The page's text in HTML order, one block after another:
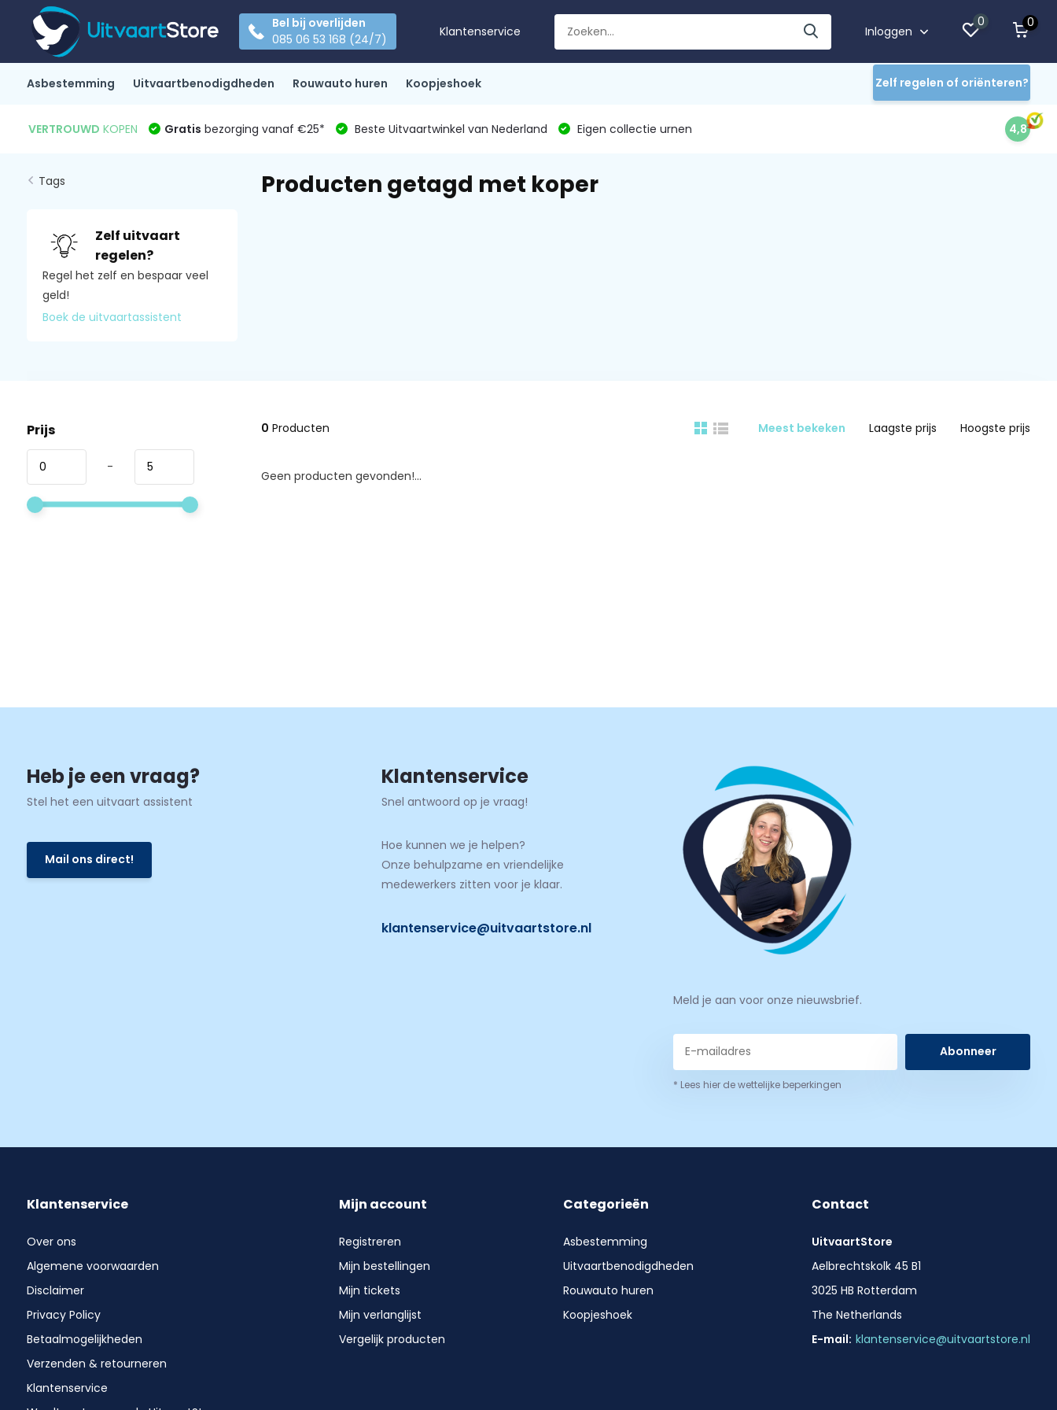
Bel bij overlijden
085 06 53 168 (24/7)
Klantenservice Inloggen
0 0
Asbestemming Uitvaartbenodigdheden Rouwauto huren Koopjeshoek Zelf regelen of oriënteren?
VERTROUWD KOPEN Gratis bezorging vanaf €25* Beste Uitvaartwinkel van Nederland Eigen collectie urnen 4,8
Tags
Zelf uitvaart
regelen?
Regel het zelf en bespaar veel
geld!
Boek de uitvaartassistent
Producten getagd met koper
Prijs
-
0 Producten Meest bekeken Laagste prijs Hoogste prijs
Geen producten gevonden!...
Heb je een vraag?
Stel het een uitvaart assistent
Mail ons direct!
Klantenservice
Snel antwoord op je vraag!
Hoe kunnen we je helpen?
Onze behulpzame en vriendelijke
medewerkers zitten voor je klaar.
klantenservice@uitvaartstore.nl
Meld je aan voor onze nieuwsbrief.
Abonneer
* Lees hier de wettelijke beperkingen
Klantenservice
Over ons
Algemene voorwaarden
Disclaimer
Privacy Policy
Betaalmogelijkheden
Verzenden & retourneren
Klantenservice
Mijn account
Registreren
Mijn bestellingen
Mijn tickets
Mijn verlanglijst
Vergelijk producten
Categorieën
Asbestemming
Uitvaartbenodigdheden
Rouwauto huren
Koopjeshoek
Contact
UitvaartStore
Aelbrechtskolk 45 B1
3025 HB Rotterdam
The Netherlands
E-mail: klantenservice@uitvaartstore.nl